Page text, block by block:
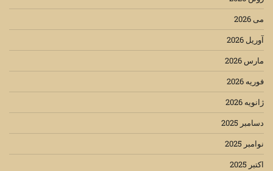
می 2026
آوریل 2026
مارس 2026
فوریه 2026
ژانویه 2026
دسامبر 2025
نوامبر 2025
اکتبر 2025